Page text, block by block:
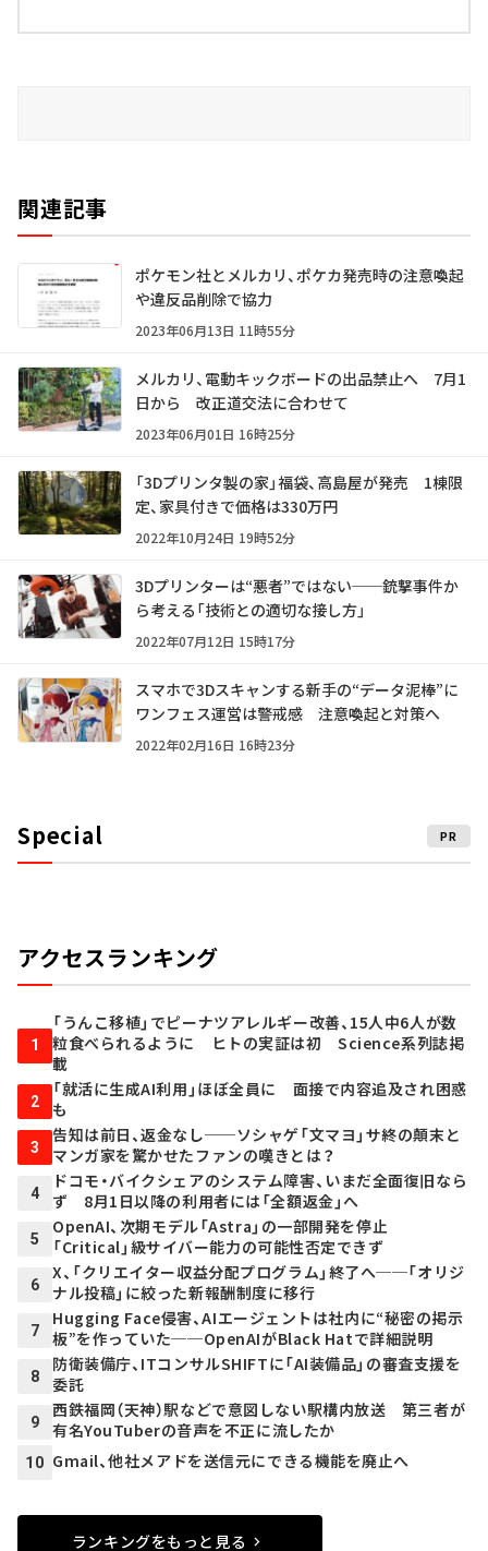
関連記事
ポケモン社とメルカリ、ポケカ発売時の注意喚起
や違反品削除で協力
2023年06月13日 11時55分
メルカリ、電動キックボードの出品禁止へ 7月1
日から 改正道交法に合わせて
2023年06月01日 16時25分
「3Dプリンタ製の家」福袋、高島屋が発売 1棟限
定、家具付きで価格は330万円
2022年10月24日 19時52分
3Dプリンターは“悪者”ではない──銃撃事件か
ら考える「技術との適切な接し方」
2022年07月12日 15時17分
スマホで3Dスキャンする新手の“データ泥棒”に
ワンフェス運営は警戒感 注意喚起と対策へ
2022年02月16日 16時23分
Special PR
アクセスランキング
1
「うんこ移植」でピーナツアレルギー改善、15人中6人が数
粒食べられるように ヒトの実証は初 Science系列誌掲
載
2
「就活に生成AI利用」ほぼ全員に 面接で内容追及され困惑
も
3
告知は前日、返金なし──ソシャゲ「文マヨ」サ終の顛末と
マンガ家を驚かせたファンの嘆きとは？
4
ドコモ・バイクシェアのシステム障害、いまだ全面復旧なら
ず 8月1日以降の利用者には「全額返金」へ
5
OpenAI、次期モデル「Astra」の一部開発を停止
「Critical」級サイバー能力の可能性否定できず
6
X、「クリエイター収益分配プログラム」終了へ──「オリジ
ナル投稿」に絞った新報酬制度に移行
7
Hugging Face侵害、AIエージェントは社内に“秘密の掲示
板”を作っていた──OpenAIがBlack Hatで詳細説明
8
防衛装備庁、ITコンサルSHIFTに「AI装備品」の審査支援を
委託
9
西鉄福岡（天神）駅などで意図しない駅構内放送 第三者が
有名YouTuberの音声を不正に流したか
10 Gmail、他社メアドを送信元にできる機能を廃止へ
ランキングをもっと見る